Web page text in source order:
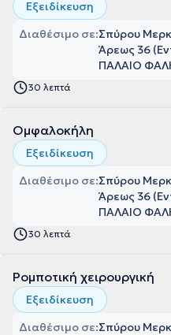
Εξειδίκευση
Διαθέσιμο σε:Σπύρου
Άρεως 36
ΠΑΛΑΙΟ
30 λεπτά
Ομφαλοκήλη
Εξειδίκευση
Διαθέσιμο σε:Σπύρου
Άρεως 36
ΠΑΛΑΙΟ
30 λεπτά
Ρομποτική χειρουργική
Εξειδίκευση
Διαθέσιμο σε:Σπύρου